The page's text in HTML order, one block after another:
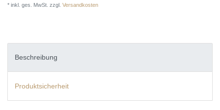
* inkl. ges. MwSt. zzgl. Versandkosten
Beschreibung
Produktsicherheit